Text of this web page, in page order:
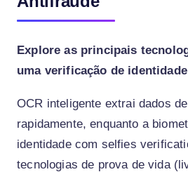
Explore as principais
uma verificação de
OCR inteligente extrai dados
rapidamente, enquanto a
identidade com selfies
tecnologias de prova de vida